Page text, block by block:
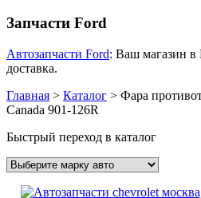
Запчасти Ford
Автозапчасти Ford: Ваш магазин в
доставка.
Главная > Каталог > Фара
Canada 901-126R
Быстрый переход в каталог